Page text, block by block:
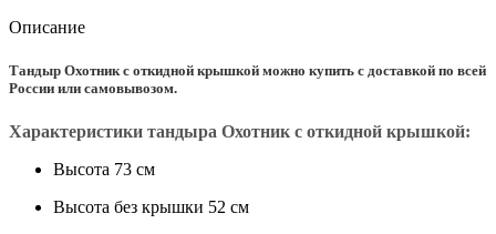
Описание
Тандыр Охотник с откидной крышкой можно купить с доставкой по всей
России или самовывозом.
Характеристики тандыра Охотник с откидной крышкой:
Высота 73 см
Высота без крышки 52 см